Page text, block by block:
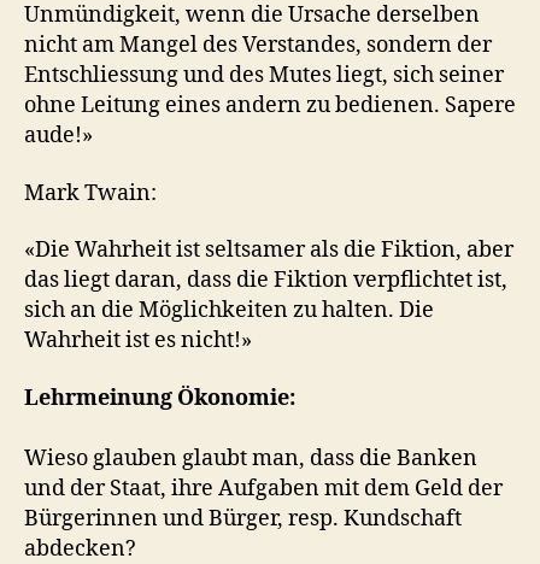
Unmündigkeit, wenn die Ursache derselben
nicht am Mangel des Verstandes, sondern der
Entschliessung und des Mutes liegt, sich seiner
ohne Leitung eines andern zu bedienen. Sapere
aude!»
Mark Twain:
«Die Wahrheit ist seltsamer als die Fiktion, aber
das liegt daran, dass die Fiktion verpflichtet ist,
sich an die Möglichkeiten zu halten. Die
Wahrheit ist es nicht!»
Lehrmeinung Ökonomie:
Wieso glauben glaubt man, dass die Banken
und der Staat, ihre Aufgaben mit dem Geld der
Bürgerinnen und Bürger, resp. Kundschaft
abdecken?